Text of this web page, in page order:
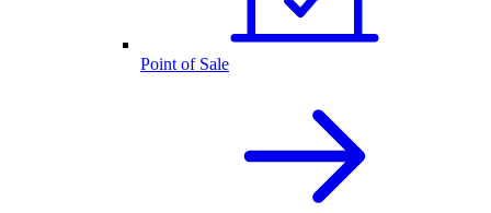
Point of Sale